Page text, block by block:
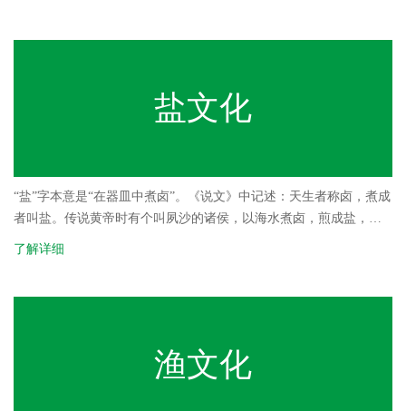
盐文化
“盐”字本意是“在器皿中煮卤”。《说文》中记述：天生者称卤，煮成
者叫盐。传说黄帝时有个叫夙沙的诸侯，以海水煮卤，煎成盐，颜
色有青、黄、白、黑、紫五样。中国人大约在神农氏（炎帝）与黄
海水制盐用火煎煮之鼻祖，后世尊崇其为“盐宗”。在宋朝以前，在河
东解州安邑县东南十里，就修建了专为祭祀“盐宗”的庙宇。清同治年
了解详细
渔文化